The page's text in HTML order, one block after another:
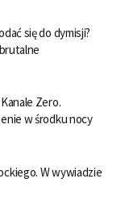
się do dymisji?
Zero.
w środku nocy
W wywiadzie